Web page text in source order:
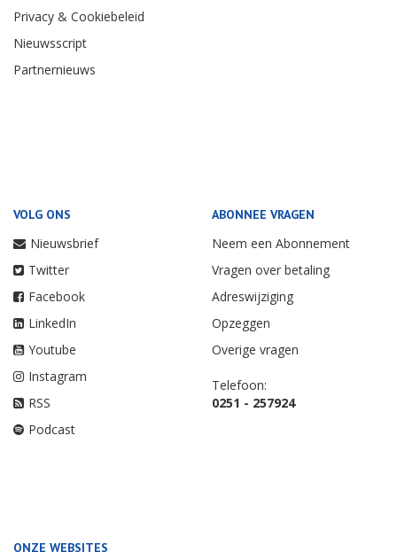
Privacy & Cookiebeleid
Nieuwsscript
Partnernieuws
VOLG ONS
Nieuwsbrief
Twitter
Facebook
LinkedIn
Youtube
Instagram
RSS
Podcast
ABONNEE VRAGEN
Neem een Abonnement
Vragen over betaling
Adreswijziging
Opzeggen
Overige vragen
Telefoon:
0251 - 257924
ONZE WEBSITES